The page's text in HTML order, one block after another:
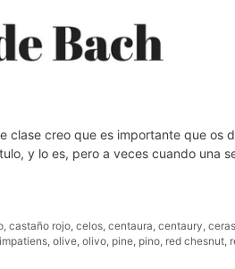
clase creo que es importante que os
y lo es, pero a veces cuando una
,castaño rojo ,celos ,centaura ,centaury ,
impatiens olive olivo pine pino red chesnut